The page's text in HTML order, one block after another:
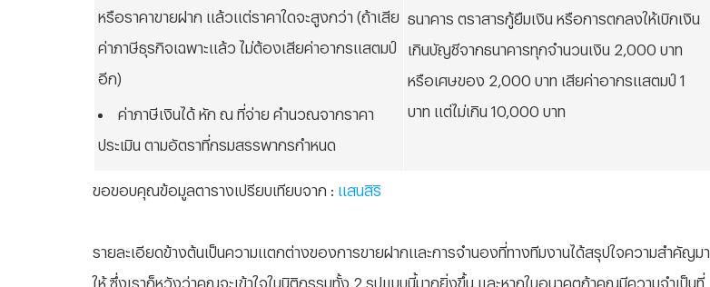
หรือราคาขายฝาก แล้วแต่ราคาใดจะสูงกว่า (ถ้าเสีย
ค่าภาษีธุรกิจเฉพาะแล้ว ไม่ต้องเสียค่าอากรแสตมป์
อีก)
ค่าภาษีเงินได้ หัก ณ ที่จ่าย คำนวณจากราคา
ประเมิน ตามอัตราที่กรมสรรพากรกำหนด
ธนาคาร ตราสารกู้ยืมเงิน หรือการตกลงให้เบิกเงิน
เกินบัญชีจากธนาคารทุกจำนวนเงิน 2,000 บาท
หรือเศษของ 2,000 บาท เสียค่าอากรแสตมป์ 1
บาท แต่ไม่เกิน 10,000 บาท
ขอขอบคุณข้อมูลตารางเปรียบเทียบจาก : แสนสิริ
รายละเอียดข้างต้นเป็นความแตกต่างของการขายฝากและการจำนองที่ทางทีมงานได้สรุปใจความสำคัญมา
ให้ ซึ่งเราก็หวังว่าคุณจะเข้าใจในนิติกรรมทั้ง 2 รูปแบบนี้มากยิ่งขึ้น และหากในอนาคตถ้าคุณมีความจำเป็นที่